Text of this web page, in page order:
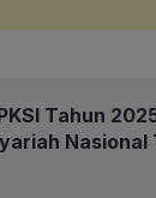
Tahun
Nasional